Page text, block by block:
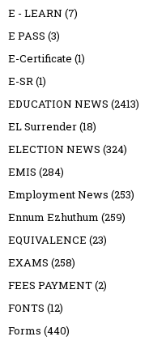
E - LEARN (7)
E PASS (3)
E-Certificate (1)
E-SR(1)
EDUCATION NEWS (2413)
EL Surrender(18)
ELECTION NEWS (324)
EMIS (284)
Employment News (253)
Ennum Ezhuthum (259)
EQUIVALENCE (23)
EXAMS (258)
FEES PAYMENT(2)
FONTS (12)
Forms (440)